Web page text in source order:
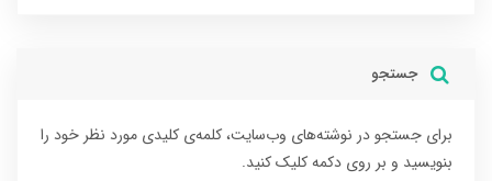
جستجو
برای جستجو در نوشته‌های وب‌سایت، کلمه‌ی کلیدی مورد نظر خود را
بنویسید و بر روی دکمه کلیک کنید.